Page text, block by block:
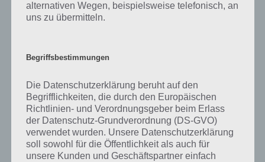
KOMMENTARE
neuste
alternativen Wegen, beispielsweise telefonisch, an
uns zu übermitteln.
Begriffsbestimmungen
Die Datenschutzerklärung beruht auf den
Begrifflichkeiten, die durch den Europäischen
Richtlinien- und Verordnungsgeber beim Erlass
der Datenschutz-Grundverordnung (DS-GVO)
verwendet wurden. Unsere Datenschutzerklärung
soll sowohl für die Öffentlichkeit als auch für
unsere Kunden und Geschäftspartner einfach